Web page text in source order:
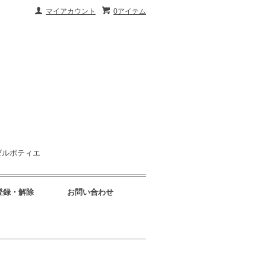
0アイテム
マイアカウント
ポティエ
録・解除 お問い合わせ